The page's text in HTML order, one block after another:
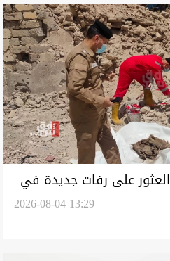
على رفات جديدة في
2026-08-04 13:29